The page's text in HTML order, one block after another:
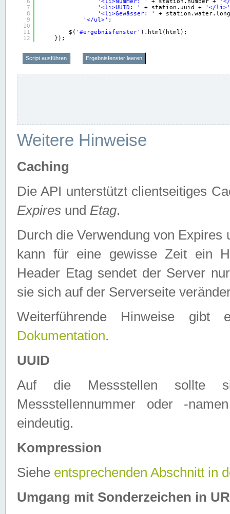
7
8
9
10
11
12
'<li>UUID: '
+ station.uuid +
'</li>'
'<li>Gewässer: '
+
'</ul>' ;
$( '#ergebnisfenster' ).html(html);
});
Script ausführen Ergebnisfenster leeren
Weitere Hinweise
Caching
Die API unterstützt clientseitiges
Expires und Etag.
Durch die Verwendung von
kann für eine gewisse Zeit ein
Header Etag sendet der Server
sie sich auf der Serverseite
Weiterführende Hinweise
Dokumentation.
UUID
Auf die Messstellen sollte
Messstellennummer oder -
eindeutig.
Kompression
Siehe entsprechenden Abschnitt in
Umgang mit Sonderzeichen in